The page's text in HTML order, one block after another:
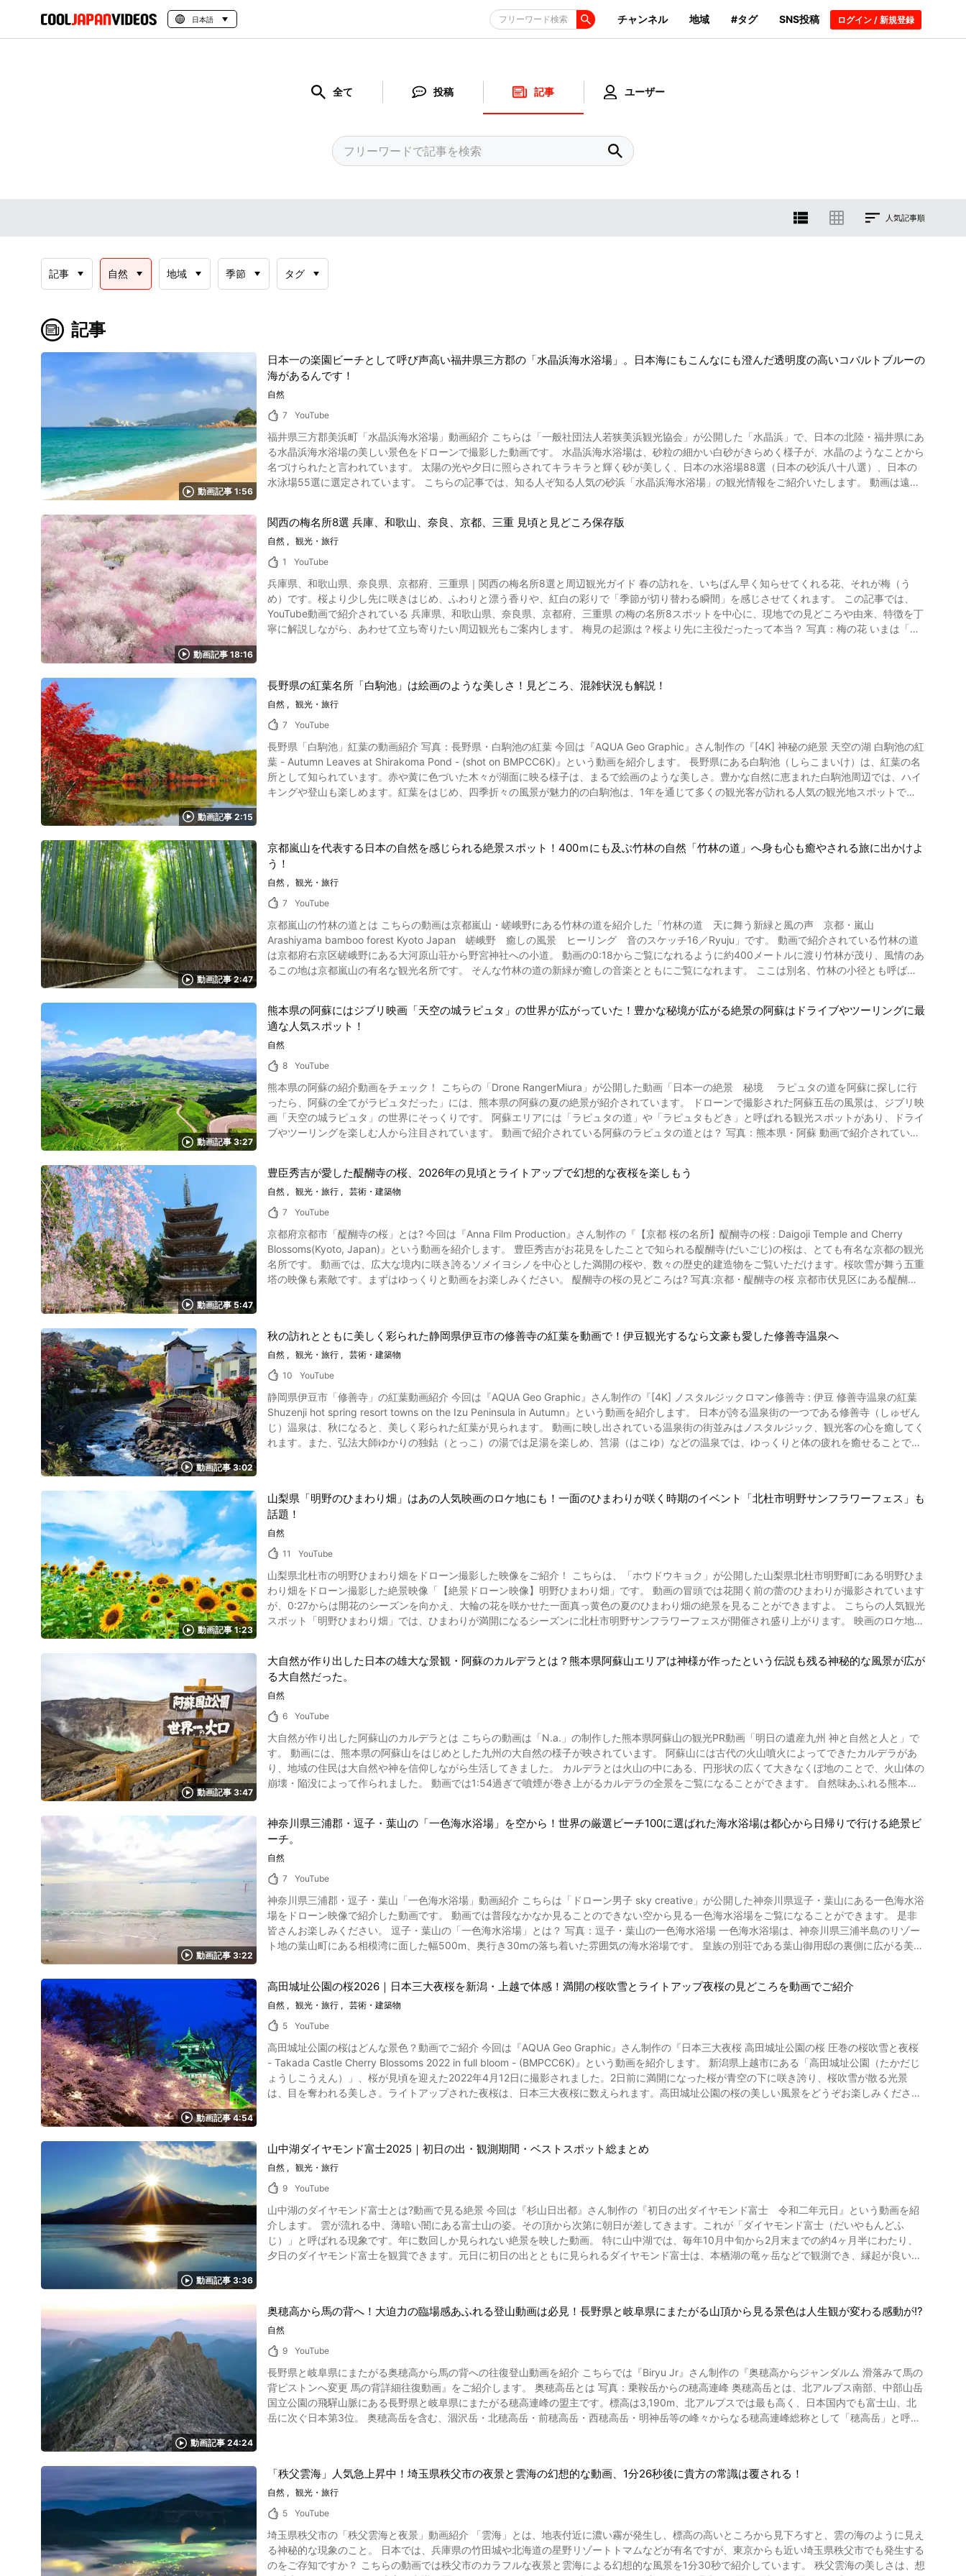
日本語 フリーワード検索 チャンネル 地域 #タグ SNS投稿 ログイン / 新規登録
全て 投稿 記事 ユーザー
人気記事順
記事 自然 地域 季節 タグ
記事
動画記事 1:56
日本一の楽園ビーチとして呼び声高い福井県三方郡の「水晶浜海水浴場」。日本海にもこんなにも澄んだ透明度の高いコバルトブルーの
海があるんです！
自然
7
YouTube
福井県三方郡美浜町「水晶浜海水浴場」動画紹介 こちらは「一般社団法人若狭美浜観光協会」が公開した「水晶浜」で、日本の北陸・福井県にあ
る水晶浜海水浴場の美しい景色をドローンで撮影した動画です。 水晶浜海水浴場は、砂粒の細かい白砂がきらめく様子が、水晶のようなことから
名づけられたと言われています。 太陽の光や夕日に照らされてキラキラと輝く砂が美しく、日本の水浴場88選（日本の砂浜八十八選）、日本の
水泳場55選に選定されています。 こちらの記事では、知る人ぞ知る人気の砂浜「水晶浜海水浴場」の観光情報をご紹介いたします。 動画は遠く
井県・水晶浜海水浴場 敦賀半島の西側中央・福井県美浜町にある水晶浜海水浴場は、遠くに常神半島が一望できる若狭湾に面した絶景スポットで
す。 日本一の楽園ビーチと呼ばれる透明度が高いエメラルドグリーンの海は「絶景ビーチ」として海水浴やサーフィン、マリンスポーツを楽しむ
人が早朝から訪れます。 また、「サンセットビーチ」としても知られるほか、星空がきれいなデートスポットとしても人気があります。 1日を通
1:42から紹介されます。 動画で紹介されている福井県にある水晶浜海水浴場の観光情報 写真：福井県・水晶浜海水浴場の駐車場 水晶浜海水浴場
への交通アクセスは、舞鶴若狭自動車道・若狭美浜ICから15分。 砂浜の横には駐車場も用意されています。 電車の場合は、JR敦賀駅から白木行
きバスに乗り「水晶浜」で下車します。 海開きとなった海水浴のシーズンの7月中旬から8月下旬は、多くの観光客で賑わいます。 周辺には、民
宿などの宿や、キャンプ場、バーベキュー場などもあり、日本海の海の幸を楽しみながらの宿泊も思い出に残ることでしょう。 敦賀駅近くには、
動画「水晶浜」は、水晶浜海水浴場の美しい景色を紹介しています。 海の中の白い砂と石が空からはっきりと見える透明度の高い海をぜひご覧く
ださい。 こちらの記事では、水晶浜海水浴場の観光情報をご紹介しました。 東京・関西方面からもアクセスしやすい立地なので、動画を見て訪
れてみたいと思っていただけたら嬉しいです。 24時間配信の水晶浜海水浴場を撮影したライブカメラもインターネットでご覧になることができ
ます。 現在の水晶浜海水浴場の様子をこちらで確認するのもよいでしょう。 【公式ホームページ】水晶浜海水浴場 | 観光スポット | 福井県観光
https://www.tripadvisor.jp/ShowUserReviews-g1121171-d1423763-r557541585-Takenami_Beach-
Mihama_cho_Mikata_gun_Fukui_Prefecture_Hokuriku_Chubu.html
動画記事 18:16
関西の梅名所8選 兵庫、和歌山、奈良、京都、三重 見頃と見どころ保存版
自然
観光・旅行
1
YouTube
兵庫県、和歌山県、奈良県、京都府、三重県｜関西の梅名所8選と周辺観光ガイド 春の訪れを、いちばん早く知らせてくれる花、それが梅（うめ）です。桜より少し先に咲きはじめ、ふわりと漂う香りや、紅白の彩りで「季節が切り替わる瞬間」を感じさせてくれます。 この記事では、YouTube動画で紹介されている 兵庫県、和歌山県、奈良県、京都府、三重県 の梅の名所8スポットを中心に、現地での見どころや由来、特徴を丁寧に解説しながら、あわせて立ち寄りたい周辺観光もご案内します。 梅見の起源は？桜より先に主役だったって本当？ 写真：梅の花 いまは「花見＝桜」が一般的ですよね。でも実は、奈良時代の“花のスター”は梅でした。『万葉集』では「梅」の字が入る歌が「桜」を上回る数あるとされ、当時の人たちがどれだけ梅に心を動かされていたかが伝わってきます。さらに、天平2年（730）に大宰府で「梅花の宴（ばいかのえん）」が開かれ、列席者が梅を題材に歌を詠んだという話も残っています。当時の梅は“昔から日本にあった花”というより、中国から伝わった新しい憧れの花として受け入れられており、そこから時代が下るにつれて、行楽としてのお花見は桜へと軸足が移り、梅は「香り」「学問」「縁起」といった魅力で愛され続けています。梅は紅白でめでたさを表しやすく、冬を越えて咲く姿も相まって、縁起の良いモチーフとして暮らしの中に溶け込んできました。満開の華やかさはもちろん、散り際に花びらが舞う様子は、桜吹雪を思わせる瞬間もあります。梅は“静かな春の入口”を教えてくれる花だと感じます。 関西の梅の見頃はいつ？開花状況の最短チェック術 関西の梅は、ざっくり言えば 1月下旬〜3月下旬 がシーズンとなっています。ただし、同じ関西でも海沿い・山あい・標高で体感が変わるため、見頃（見ごろ）はずれやすいポイントでもあります。 目安になりやすい「咲き始め→見頃」の流れ 和歌山県（みなべ）：早めに動きやすく、例年は1月下旬から開園、2月中旬ごろが見頃の目安。京都府（市街地）：2月〜3月にかけて。天満宮の梅花祭（2月下旬）も季節の合図です。奈良県（月ヶ瀬・五條）：2月中旬〜3月が中心。月ヶ瀬は渓谷に約1万本規模で広がります。兵庫県（神戸・六甲山麓）：3月に入ってから伸びる年も。保久良梅林は3月中旬以降が目安。三重県（いなべ・鈴鹿）：2月下旬〜3月。特に鈴鹿の森庭園は“夜の表情”が大きな魅力です。 1. 保久良梅林（兵庫県神戸市）｜街と海を見下ろす“ご褒美の梅” 写真：兵庫県神戸市・保久良梅林 保久良梅林（ほくらばいりん）の様子は（00:45）からご覧いただけます。保久良梅林とは、神戸市東灘区で「岡本の梅林をよみがえらせたい」という思いから、1975年に保久良山へ植樹された梅林です。白梅、紅梅あわせて約100本、街並みと海を背景に眺められるのが大きな魅力。見どころは、登った先にふっと視界が開ける瞬間。香りが先に春を連れてきて、足元の坂道さえ「小さな旅の工程」に変わります。お弁当を広げて宴会……というより、散策しながら静かに楽しむ方が多い印象ですが、人気日には場所取りのような雰囲気になることも。歩きやすい靴が安心です。 周辺観光（兵庫県神戸市） 保久良梅林のあとは、すぐ近くの保久良神社にお参りしてから下山すると流れがきれいです。 岡本梅林公園の梅は約200本、品種も豊富で、駅近で“はしご梅”にも向きます。 下山後は阪急岡本駅周辺でカフェ休憩や街歩きを挟むと、山歩きの余韻が心地よく整います。もう少し観光らしさを足すなら、東灘から行きやすい灘の酒蔵めぐりへ。見学施設で学びつつ、お土産も選べます。 基本情報 見頃：3月中旬以降（年により変動） アクセス：阪急「岡本駅」から徒歩約40分（目安）料金：散策無料（周辺施設・交通は別途） 参考サイト：https://www.city.kobe.lg.jp/b07715/kuyakusho/higashinadaku/shoukai/shoukai/ume.html 2. 南部梅林（和歌山県みなべ町）｜「一目百万、香り十里」のスケール感 写真：和歌山県みなべ町・南部梅林 南部梅林（なんぶばいりん）の様子は（02:21）からご覧いただけます。南部梅林とは、「一目百万、香り十里」と称される日本最大級の梅林。かぐわしい香りの中を歩きながら、春が近づく音を聞くような時間が過ごせます。例年は1月下旬〜3月上旬に開園し、2月中旬前後が見頃の目安です。みなべ町は梅の産地としても知られ、梅が「観光」だけでなく「暮らし」や「仕事」と地続きで存在している土地。梅干しや梅仕事といった言葉が、単なる名物紹介ではなく“文化の手触り”として感じられるのが、この場所の深みだと思います。 周辺観光（和歌山県） 南部梅林の周辺は「梅の産地らしさ」を体感できる寄り道が充実しています。 梅林散策のあとに梅加工品の買い物や、関連施設の見学を組み合わせると、景色の思い出が“味の記憶”として残りやすくなります。さらに時間があれば白浜方面へ足を伸ばし、海の絶景散策や白浜温泉の日帰り入浴を加えると、春の旅行として満足度が一段上がります。 基本情報 所在地：和歌山県日高郡みなべ町晩稲地内 営業時間：8:00〜17:00（開園期間中） 料金：大人500円、小・中学生200円（目安） アクセス：みなべICから車で約5〜6分（目安） 駐車場：有料 参考サイト：https://minabebairin.com 3. 賀名生梅林（奈良県五條市）｜“吉野になぞらえる”2万本の物語 写真：奈良県五條市・賀名生梅林 賀名生梅林（あのうばいりん）の様子は（04:09）からご覧いただけます。賀名生梅林とは、奈良県五條市西吉野町の丘陵を覆う、約2万本規模の梅林です。ここが素敵なのは、名所の呼び名に「一目千本」「見返り千本」「奥の千本」など、吉野山の桜になぞらえた名前がつけられていること。桜の名所に負けない春を、梅で作ろうという気概が感じられます。散策に3時間ほどかかる目安もあり、しっかり“旅の工程”として楽しめます。急がず、見どころで立ち止まって香りを吸い込むように歩くと、景色が体の中に残ります。 周辺観光（奈良県） 賀名生梅林の良さは、梅の風景に「歴史の物語」を重ねられることです。 近くの賀名生皇居跡（堀家住宅）を訪ねると、この土地が歩んだ背景が分かり、梅の景色がより印象的になります。帰りは五條新町通りへ立ち寄り、江戸期の町並みを散策して甘味で一息つくと、自然と町歩きがつながり、旅の密度が高まります。 基本情報 所在地：奈良県五條市西吉野町北曽木 見頃：2月下旬〜3月上旬（目安） 問い合わせ：0747-33-0301（現地） 参考サイト：https://www.city.gojo.lg.jp/soshiki/nishiyoshino/1/2015.html 4. 月ヶ瀬梅渓（奈良県奈良市）｜渓谷と湖、1万本がつくる“春のパノラマ” 写真：奈良県奈良市・月ヶ瀬梅渓 月ヶ瀬梅渓（つきがせばいけい）の様子は（05:43）からご覧いただけます。 月ヶ瀬梅渓とは、五月川（名張川）沿いの渓谷に、約1万本以上の梅林が広がる全国有数の梅の名所。1922年（大正11年）に国の名勝に指定されています。見頃は2月中ごろ〜3月。渓谷に香りがたまるように漂い、歩くほどに景色がほどけていくのが、月ヶ瀬ならではの魅力です。そして、ここは「写真映え」だけで終わらない場所でもあります。鎌倉時代に真福寺の境内へ梅が植えられたのが始まり、文人墨客も訪れたという“時間の厚み”が、風景に静かな説得力を与えています。 周辺観光（奈良県奈良市） 月ヶ瀬梅渓は渓谷沿いを歩いて楽しむ分、周辺観光は“体を温めて締める”組み立てが相性抜群です。 散策後は梅の郷 月ヶ瀬温泉でゆっくり温まり、冷えやすい季節の疲れをほどくと満足感が残ります。時間に余裕があれば、近隣の道の駅に寄って地元の食材や土産を選ぶと、帰路の楽しみも増えます。 基本情報 アクセス：JR奈良駅、近鉄奈良駅からバス約80分（目安） 見頃：2月中旬〜3月（目安） 参考サイト：https://www.city.nara.lg.jp/sightseeing/naraharu/112100.html 5. 北野天満宮（京都府京都市）｜梅と学問、そして「飛梅」伝説 写真：京都府・北野天満宮の梅苑 花の庭 北野天満宮（きたのてんまんぐう）の様子は（08:13）からご覧いただけます。北野天満宮とは、菅原道真（すがわらのみちざね）公ゆかりの天満宮で、「天神さん」と親しまれる存在です。梅と深い縁があり、御本殿前の梅は、道真公が愛した梅を受け継ぐ特別な木として語り継がれています。梅の香りの中で参拝すると、「合格祈願」だけではない、心を整えるような静けさがあります。梅の時期は御朱印をいただく方も多く、境内の空気がいっそう“春の行事”らしくなります。年によって梅苑の公開や企画内容、料金は変わるため、直前の公式発表を確認するのが安心です。 周辺観光（京都府京都市） 北野天満宮の周辺は、京都が初めての方でも分かりやすい“王道の組み合わせ”が作れます。 梅苑と参拝のあと、金閣寺や龍安寺へ足を伸ばすと、京都らしい景観と静けさが一日で味わえます。もう少しゆったり過ごすなら、上七軒や西陣界わいの街歩きへ。和菓子や軽食で休憩を入れると、旅が慌ただしくなりません。 基本情報 所在地：京都市上京区（北野天満宮）梅苑・企画情報：年度により会期や料金が変動（公式発表を確認）参考サイト：https://kitanotenmangu.or.jp/guidance/baien/ 6. 城南宮（京都府京都市）｜しだれ梅と椿、春が重なる庭園 写真：京都府・城南宮の枝垂れ梅と落ち椿 城南宮（じょうなんぐう）の様子は（09:51）からご覧いただけます。城南宮とは、平安遷都の際に京都の南に創建され、方除（ほうよけ）の大社として信仰を集めてきた神社です。春は「しだれ梅と椿まつり」が有名で、約150本のしだれ梅と約400本の椿が同時に楽しめる“春の重なり”が見事です。散り始めには、花びらが地面を敷き詰める「花びらのじゅうたん」も見どころ。桜の季節の夜桜も良いですが、城南宮は昼の光で花の質感をゆっくり味わうのが似合う場所だと思います。混雑回避なら、開門直後や平日が比較的歩きやすいです。 周辺観光（京都府京都市） 城南宮のあとは、伏見エリアへつなげると観光がまとまりやすくなります。 伏見は酒どころとして知られ、酒蔵の町並み散策や資料館見学を組み合わせると、花旅に文化の厚みが加わります。時間があれば伏見稲荷大社へ回るのもおすすめです。参拝と散策で気分が切り替わり、半日旅でも「見た、歩いた、味わった」が揃いやすくなります。 基本情報 しだれ梅と椿まつり：2/18〜3/22（年により変動）拝観時間：9:00〜16:30（受付16:00まで）拝観料：大人1,000円、小学生600円（期間・区分で変動あり）参考サイト：https://www.jonangu.com/shidareume.html 7. いなべ市梅林公園（三重県いなべ市）｜山並みと梅の“カラーパッチワーク” 写真：三重県いなべ市・いなべ市梅林公園 いなべ市梅林公園（いなべしばいりんこうえん）の様子は（11:45）からご覧いただけます。いなべ市梅林公園とは、三重県いなべ市農業公園内にある梅の名所。梅まつり期間は入園料が設定され、開園時間は9:00〜16:00が目安です。斜面いっぱいに色が広がる景色は、晴れた日ほど輪郭がくっきりして、インスタ映えという言葉が先に浮かぶ方もいるかもしれません。ただ、ここは“写真のための場所”というより、見晴らし台から風景を丸ごと吸い込む場所だと感じます。桜の本数を数えるように「規模」を楽しむお花見も良いですが、いなべは品種の違いが色で分かりやすく、見どころが散らばっています。 周辺観光（三重県いなべ市） いなべ市梅林公園のあとは、阿下喜エリアで“癒やしの寄り道”を入れると満足度が上がります。 温泉やサウナ、食事を楽しめる施設があり、冷えやすい梅の季節にぴったりです。時間に余裕がある方は、阿下喜の商店街を軽く歩いてから帰るのもおすすめです。旅の終わりに「もう少しだけ地元の空気」を味わえるのが魅力です。 基本情報 所在地：三重県いなべ市藤原町鼎717番地開園時間：9:00〜16:00入園料：大人500円（梅まつり期間の目安）公式のイベント情報：随時更新参考サイト：https://www.kankomie.or.jp/event/11313 8. 鈴鹿の森庭園（三重県鈴鹿市）｜夜に浮かぶ“しだれ梅のシャンデリア” 写真：三重県鈴鹿市・鈴鹿の森庭園 鈴鹿の森庭園（すずかのもりていえん）の様子は（14:27）からご覧いただけます。鈴鹿の森庭園とは、赤塚植物園グループが運営する“枝垂れ梅の研究栽培農園”。園内の名木は約200本規模で、剪定の仕立て技術を守り継ぐ目的がある、と明確に語られているのが印象的です。見どころの代表格が、樹齢100年以上と推定される「天の龍」「地の龍」。呉服しだれ（くれはしだれ）の古木として注目されています。そして、ここは“夜”が本番になり得る場所。ライトアップ期間は20:30まで営業し（最終入場20:00）、暗闇に花が浮かび上がる様子は、夜桜とは別種の幻想感があります。寒さ対策はしっかりめに。風が抜ける日は体感が想像以上に冷えます。 周辺観光（三重県） 鈴鹿の森庭園は、周辺観光を目的別に組み立てやすいのが良いところです。 静かな時間を足したい方は椿大神社へ参拝し、森の空気で気持ちを整える流れがおすすめです。家族旅行なら鈴鹿サーキットを組み合わせると、旅の主役が増えて計画が立てやすくなります。夜まで楽しんだ日は、湯の山温泉方面で温まって締めると、余韻がきれいに残ります。 基本情報 所在地：三重県鈴鹿市山本町151-2 開園期間：2/21〜3月下旬予定（年により変動） 料金：700円〜2,000円（開花状況で変動） アクセス：近鉄四日市駅、JR四日市駅、近鉄菰野駅などから所要時間目安あり 参考サイト：https://www.akatsuka.gr.jp/group/suzuka/index.html まとめ｜「関西の梅」は、移動も含めて“春の物語”になる 関西の梅名所は、同じ「梅」でも表情がまったく違います。 海と街を見下ろす（兵庫県神戸市・保久良梅林） 香りのスケールで包む（和歌山県みなべ町・南部梅林） 吉野になぞらえる物語（奈良県五條市・賀名生梅林） 渓谷の名勝で歩く（奈良県奈良市・月ヶ瀬梅渓） 学問と梅の縁（京都府京都市・北野天満宮） 庭園で春が重なる（京都府京都市・城南宮） 山並みと色のパノラマ（三重県いなべ市・いなべ市梅林公園） 夜に完成する幻想（三重県鈴鹿市・鈴鹿の森庭園） 旅行として組むなら、京都は寺社を軸に日帰りでまとめやすく、奈良は“歩く時間”が旅の満足度になります。三重は移動に車やツアーを絡めるとぐっと快適になり、料金や開花次第で行き先を柔軟に変えられるのが強みです。最後は、各地とも開花予想は揺れますので、出発前に公式の開花情報を一度見ておくと安心です。 .caption-heading-2 { font-weight: bold; font-size: 1.7rem; margin-bottom: 15px; max-width: 800px; margin-left: auto; margin-right: auto; margin-top: 60px; } .mod-article-caption .caption-text { margin-bottom: 40px; } .caption-information-table { background-color: #efefef; margin-top: -20px; margin-bottom: 50px; padding: 20px; border-radius: 8px; width: 90%; margin-left: auto; margin-right: auto; } .caption-information-table.blue { background-color: #fffaef; } .caption-information-table .title { font-weight: bold; font-size: 1.7rem; } @media screen and (max-width: 1024px) { .caption-information-table { width: 95%; padding: 30px 15px 30px 15px; } } .caption-heading-table .caption-text li { line-height: 2.5rem; margin-top: 1.3rem; } .mod-article-caption .caption-heading { position: relative; border-left: 5px solid #ff1300; padding-left: 10px; margin-top: 60px; } .mod-article-caption .caption-text { margin-bottom: 50px; } .mod-article-caption .caption-heading-table { width: 95%; padding: 30px 15px 1px 15px; margin-left: auto; margin-right: auto; } .caption-heading-table ul{ counter-reset: listnum; /* カウンターをリセット */ list-style: none; /* 標準のスタイルは消す */ font-size: 1.5rem !important; margin-bottom: 15px; } .caption-heading-table ul.list-style-number-jp>li{ margin-left: 1.1em; text-indent: -1.1em; font-weight: bold; } .caption-heading-table ul.list-style-number-jp>li::before{ counter-increment: listnum; /* counter-resetと同じ文字列 */ content: counter(listnum); /* カウントした数に応じて番号を表示 */ content: counter(listnum) ". "; } /*.list-style-dot { list-style: "↓"; }*/ .list-style-dot>li::before{ content:"↓ "; } .list-style-dot>li { padding-left: 1.8rem; margin-left: 1.1em; text-indent: -1.1em; line-height: 2rem !important; margin-top: 1rem !important; } .separation_line { border-width: 0 0 8px; border-style: solid; border-image: url('data:image/svg+xml,') 0 0 100% repeat; width: 216px; margin:auto; margin-bottom: 50px; } .line-height-text { line-height: 3.7rem !important; } .readMoreContainer { position: relative; height: auto; max-height: 300px; overflow: hidden; transition: max-height 0.6s; } .readMoreContainer::after { content: ""; position: absolute; top: 0; left: 0; z-index: 0; display: block; width: 100%; height: 100%; transition: 1s; background: linear-gradient(to bottom, transparent 40%, #efefef 100%); pointer-events: none; } .readMoreContainer.show:after { z-index: -1; opacity: 0; } .readMoreBtn { display: block; margin: 0 auto; padding: 8px 40px; border: 0; color: #ffffff; ba
動画記事 2:15
長野県の紅葉名所「白駒池」は絵画のような美しさ！見どころ、混雑状況も解説！
自然
観光・旅行
7
YouTube
長野県「白駒池」紅葉の動画紹介 写真：長野県・白駒池の紅葉 今回は『AQUA Geo Graphic』さん制作の『[4K] 神秘の絶景 天空の湖 白駒池の紅
葉 - Autumn Leaves at Shirakoma Pond - (shot on BMPCC6K)』という動画を紹介します。 長野県にある白駒池（しらこまいけ）は、紅葉の名
所として知られています。赤や黄に色づいた木々が湖面に映る様子は、まるで絵画のような美しさ。豊かな自然に恵まれた白駒池周辺では、ハイ
キングや登山も楽しめます。紅葉をはじめ、四季折々の風景が魅力的の白駒池は、1年を通じて多くの観光客が訪れる人気の観光地スポットで
されますが、地元では「白駒の池（しらこまのいけ）」と呼ばれています。 標高2115m の八千穂高原にある白駒池は、日本で最も高い位置にあ
る最大の天然湖です。 また、湖水の透明度が5.8m と非常に高いことも特徴。高原の中にありながらアクセスしやすい白駒池。遊歩道も整備され
ているので、インスタ映えする人気の観光スポットとして人気を集めています。 白駒池の紅葉の見頃はいつ？ベストシーズンと撮影スポット 写
真：長野県・白駒池の紅葉 白駒池の周辺には、日本3大原生林に数えられる原生林があり、紅葉シーズンにはドウダンツツジやダケカンバ、カエ
デ類などの原生林が赤や黄に色づきます。例年、紅葉風景を一目みようと多くの観光客で賑わいます。 紅葉狩りをするなら、ベストシーズンを外
さないように紅葉の色づき状況を確認したいもの。白駒池の紅葉の見頃は、いつからなのでしょうか。 中部地方の標高の高い地域の紅葉の見頃
は、早くて9月下旬から色づきはじめ、例年通りなら10月初旬頃から始まります。標高2000m 以上の場所では、紅葉の時期の予想は大きく変わ
らないと言われているので、2023年の白駒池の紅葉の見頃は、9月下旬から10月中旬までと予想できます。 多くの観光客であふれる紅葉シーズ
ンの白駒池。湖畔周辺を見渡せる絶好の撮影スポットがあるのをご存じでしょうか。それは「白駒荘」と「青苔荘」という名の山荘の前。 白駒池
駒池〜高見石のルート 写真：長野県・白駒池周辺の苔の森 白駒池周辺には、登山初心者でも楽しめるハイキングコースがいくつかあります。 高
低差が少なく気軽にハイキングができるおすすめコースが、白駒池〜高見石（たかみいし）の道筋です。 所要時間は約2時間。白駒池駐車場を出
発し、日本蘚苔類学会「日本の貴重なコケの森」に選定された、一面の苔を眺めながら遊歩道を進み、途中の分かれ道で高見石小屋方面へ向かい
ます。緩やかな登りの途中も苔に覆われた美しい景色を楽しめます。 高見石小屋の裏手を登り、到着するのが高見石。高見石からは北アルプスと
中央アルプス、そして白駒池の絶景が見渡せます。景色を堪能した後は、白駒池に向かって高見石を下ります。神秘的な白駒池の周りの遊歩道を
連なる高見石を訪れる場合は、怪我や事故がないよう細心の注意が必要です。歩きやすい靴と動きやすい服装を準備の上、出かける前に天候を確
認しましょう。 また、白駒池の周辺は山岳地帯のため、寒暖の差が大きくなることも。気温の変化に備え、訪れる際には暖かい服装や防寒具を持
参して調節できるようにしてください。 雄大な自然のなかでハイキングを楽しんだ後は、周辺の温泉地でほっと一息つくのもいいですね。白駒池
周辺には、美しい景観と共に温泉を楽しめる施設が点在しています。疲れた体を温泉で癒し、山の自然を満喫しましょう。 紅葉シーズンの白駒池
から徒歩約15分で到着します。 しかし、観光名所の白駒池の紅葉シーズンには、18万人以上の人が訪れることもあり、特に土日ともなると駐車
から午後2時頃まで、土日祝日は午前9時頃から午後2時頃までが多いようです。 平日に白駒池に紅葉を見に行くなら、朝の6時頃から9時頃、土日
祝日なら朝6時頃から8時頃の間に行くとスムーズかもしれません。ですが過去には、朝9時頃でも駐車場が満車だったという口コミもあるので、
実際に訪れる際には、リアルタイムでの状況確認してみましょう。 リアルタイムでの白駒池周辺の混雑情報を知るには、X（旧ツイッター）を利
用するのが便利。ツイッターの検索で、「白駒池」などのキーワードを入れると、最新のツイートをチェックできます。 また、白駒池駐車場に設
置されているライブカメラを確認するのもおすすめ。白駒池有料駐車場の公式ホームページにアクセスすると、5分間隔で更新されているライブ
カメラを見ることができます。駐車場の状況や、天候をリアルタイムで確認するのに役立ちます。 紅葉シーズンの白駒池へは車での移動が便利で
明けの6月中旬から7月末頃にかけて、毎年11月上旬までは苔の森を楽しめます。動画からも伝わる白駒池の神秘的な美しさにぜひ触れてみてはい
かがでしょうか。 【トリップアドバイザー】白駒の池
動画記事 2:47
京都嵐山を代表する日本の自然を感じられる絶景スポット！400ｍにも及ぶ竹林の自然「竹林の道」へ身も心も癒やされる旅に出かけよ
う！
自然
観光・旅行
7
YouTube
京都嵐山の竹林の道とは こちらの動画は京都嵐山・嵯峨野にある竹林の道を紹介した「竹林の道 天に舞う新緑と風の声 京都・嵐山
Arashiyama bamboo forest Kyoto Japan 嵯峨野 癒しの風景 ヒーリング 音のスケッチ16／Ryuju」です。 動画で紹介されている竹林の道
は京都府右京区嵯峨野にある大河原山荘から野宮神社への小道。 動画の0:18からご覧になれるように約400メートルに渡り竹林が茂り、風情のあ
るこの地は京都嵐山の有名な観光名所です。 そんな竹林の道の新緑が癒しの音楽とともにご覧になれます。 ここは別名、竹林の小径とも呼ば
社がある北門へ向かうルートがおすすめです。 竹林の道には駐車場が無いため電車で訪れるのをおすすめします。 竹林の道周辺で楽しめるトロ
ッコ列車 写真：京都嵯峨野嵐山トロッコ電車 嵯峨野トロッコ列車は嵐山地区の観光鉄道で、嵐山エリアで荒れ果てていた廃線を利用して新たな
観光名所として生まれました。 JR西日本山陰本線・馬堀駅に近いトロッコ亀岡駅から竹林のあるトロッコ嵐山駅を経て、トロッコ嵯峨駅までを
保津川沿いを走っています。 営業時間は9時からです。 詳しい時刻表はホームページを確認してください。 京都嵐山のグルメ 写真：京都嵐山・
コロッケ 嵐山には多くのグルメスポット・ランチスポットがあるので、その食べ歩きグルメをいくつかご紹介します。 最も定番なのは中村屋総
本店のコロッケです。 また、嵐山たなかのコロッケもリーズナブルでおすすめです。 良弥嵐山本店では湯葉すきコロッケという他では味わえな
いグルメもあります。 嵯峨とうふ稲では豆腐料理があり、湯葉スープや湯葉ドーナツをいただけます。 スイーツでは新八茶屋がジェラート国際
大会3位入賞の本格ジェラートを販売しています。 他にも京豆庵の逆さにしても落ちないソフトクリームなど、インスタ映えも狙えるグルメ商
品、お土産にぴったりの商品がたくさんあります。 嵐山の周辺観光 写真：人力車 竹林の小道以外にも嵐山には多くの観光スポットがあるので、
す。 嵐山では舞妓姿・着物姿になって嵐山観光もできます。 舞妓さんになりきって2時間ほど平安時代の嵐山に思いを馳せてみましょう。 ま
た、嵐山周辺で見かける人力車は、周辺散策コースの渡月橋や大河内山荘庭園などを巡ることができます。 野宮神社は縁結びの神様・子宝安産の
神様が祀られ、さらにお亀石というパワースポットもあります。 亀の形に似たこの石をなでながらお祈りすると一年以内に願いが叶うといわれて
います。 他にも嵐山周辺の観光スポットはキモノフォレスト、大覚寺、林泉式庭園、常寂光寺、保津川下りがあります。 京都嵐山の竹林の小径
へ行ってみよう 写真：京都嵐山・竹林 京都嵐山の竹林の小径のご紹介、嵐山周辺の観光スポットの紹介はいかがでしたか？ 竹林の小径という絶
景スポットもさることながら、京都嵐山には多くの観光スポットがあります。 ぜひ京都の風景と歴史を感じに観光マップを片手に竹林の道へ訪れ
てください。 【トリップアドバイザー】竹林の道 https://www.tripadvisor.jp/Attraction_Review-g298564-d1497822-Reviews-
Bamboo_Forest_Street-Kyoto_Kyoto_Prefecture_Kinki.html
動画記事 3:27
熊本県の阿蘇にはジブリ映画「天空の城ラピュタ」の世界が広がっていた！豊かな秘境が広がる絶景の阿蘇はドライブやツーリングに最
適な人気スポット！
自然
8
YouTube
熊本県の阿蘇の紹介動画をチェック！ こちらの「Drone RangerMiura」が公開した動画「日本一の絶景 秘境 ラピュタの道を阿蘇に探しに行
ったら、阿蘇の全てがラピュタだった」には、熊本県の阿蘇の夏の絶景が紹介されています。 ドローンで撮影された阿蘇五岳の風景は、ジブリ映
画「天空の城ラピュタ」の世界にそっくりです。 阿蘇エリアには「ラピュタの道」や「ラピュタもどき」と呼ばれる観光スポットがあり、ドライ
ブやツーリングを楽しむ人から注目されています。 動画で紹介されている阿蘇のラピュタの道とは？ 写真：熊本県・阿蘇 動画で紹介されている
れています。 阿蘇エリアでは秘境の自然風景を満喫する散策のほか、乗馬体験や天体観測などのアクティビティも楽しめます。 動画で紹介され
ている阿蘇エリアの人気スポット 写真：熊本県・阿蘇山の大観峰展望台 阿蘇エリアにはラピュタの道展望台や、北外輪山の一峰大観峰にある大
観峰展望台など、最高の景色が楽しめるスポットがたくさんあります。 ドライブやツーリングで訪れた際には、ぜひ展望台に立ち寄ってみましょ
てみましょう。 阿蘇神社にもぜひ立ち寄っておきたいですね。 動画で紹介されている阿蘇エリアを観光するときの注意点 写真：熊本県・七ツ釜
阿蘇エリアには国の天然記念物に指定されている佐賀県唐津市の七ツ釜、草千里ヶ浜など多くの見どころがあります。 ただし阿蘇山は噴火の危険
性があるため、火口周辺は立ち入りが規制されるなど警戒されています。 また、2016年熊本地震でも阿蘇エリアで一部通行止めが発生していま
す。 阿蘇に足を運ぶ際には観測情報や警報に注意しておきましょう。 阿蘇の紹介動画まとめ 写真：熊本県・阿蘇山 阿蘇は山や海の大自然を満喫
http://www.asosekaibunkaisan.com/property/gogaku/ 【トリップアドバイザー】阿蘇山 (高岳) https://www.tripadvisor.jp/ShowUserReviews-
g298212-d320703-r710938456-Mt_Aso-Kumamoto_Prefecture_Kyushu.html
動画記事 5:47
豊臣秀吉が愛した醍醐寺の桜、2026年の見頃とライトアップで幻想的な夜桜を楽しもう
自然 観光・旅行
芸術・建築物
7
YouTube
京都府京都市「醍醐寺の桜」とは? 今回は『Anna Film Production』さん制作の『【京都 桜の名所】醍醐寺の桜 : Daigoji Temple and Cherry
Blossoms(Kyoto, Japan)』という動画を紹介します。 豊臣秀吉がお花見をしたことで知られる醍醐寺(だいごじ)の桜は、とても有名な京都の観光
名所です。 動画では、広大な境内に咲き誇るソメイヨシノを中心とした満開の桜や、数々の歴史的建造物をご覧いただけます。桜吹雪が舞う五重
塔の映像も素敵です。まずはゆっくりと動画をお楽しみください。 醍醐寺の桜の見どころは? 写真:京都・醍醐寺の桜 京都市伏見区にある醍醐寺
間お花見が楽しめます。2026年も例年通り、多彩な桜が順次開花する見込みです。 【動画】4:22〜 金堂横の大山桜 境内の桜の見どころは、国
宝や重要文化財が収蔵されている霊宝館の樹齢180年の醍醐大しだれ桜と、三宝院の太閤しだれ桜、撮影スポットとしても人気で、インスタ映え
も抜群！ 国宝の五重塔周辺にも多くの桜が植えられています。 【動画】1:08〜 清瀧宮拝殿のしだれ桜 醍醐寺の桜、時期や見頃はいつ?ライト
アップは? 写真:京都・醍醐寺の桜 例年3月下旬から4月上旬ごろまで、さまざまな種類の桜が咲き見頃が続く醍醐寺。2026年の桜も、ソメイヨシ
ノが咲く4月上旬が特におすすめの時期となります。 観光客に人気なのは醍醐寺の春のイベント、豊臣秀吉の豪華な「醍醐の花見」を再現した
「豊太閤花見行列」。桃山時代の本格的な衣装をまとい、桜の下を練り歩く行列。その雅な姿を見ようと、多くの人が待ち構えます。その後、特
設舞台では雅楽や狂言、花見踊りなどが行われます。 なお、2026年の「豊太閤花見行列」は開催が見送られることとなりました。今後、開催時
期や開催方法を見直し、より良い形での再開が検討されています。 桜の見頃の時期には、ライトアップした桜も見ることができます。2026年の
の洛南エリアには、醍醐寺以外にも桜の名所があります。いくつかご紹介しましょう。 ●城南宮(じょうなんぐう) 梅の名所と知られる城南宮は、
方除け・厄除けの神様を祀る神社です。3月下旬から4月にかけて、神苑の室町の庭、桃山の庭では、見事な色鮮やかなしだれ桜がご覧いただけま
す。 ●六孫王神社(ろくそんのうじんじゃ) 六孫王大神を御祭神として祀られている神社は、京都の穴場の桜スポット。まっすぐにのびた参道の両
側に咲くソメイヨシノが桜のトンネルをつくりだしています。本殿と桜と灯籠をとらえた写真は、インスタ映え間違いなし!です。 ●御香宮神社
(ごこうのみやじんじゃ) 御香宮神社の主祭神は神功皇后、安産や子育ての神様として知られています。ソメイヨシノのほか、山桜、八重桜と種類
める醍醐寺の桜は、京都の桜スポットとして人気です。豊臣秀吉が、慶長3年(1598)の春に三宝院の庭園に桜700本を植えて盛大なお花見を開催
した歴史に想いを馳せてみてはいかがでしょうか。 約200万坪以上の広い敷地の醍醐寺は、桜だけでなく、豊臣秀吉が設計した庭園が見渡せる三
宝院のほか、弁天堂、五重塔など見どころは満載。2026年に醍醐寺で桜を楽しむなら、時間に余裕をもって旅の計画を立てることをおすすめし
ます。 【公式ホームページ】世界遺産 京都 醍醐寺 【トリップアドバイザー】醍醐寺
動画記事 3:02
秋の訪れとともに美しく彩られた静岡県伊豆市の修善寺の紅葉を動画で！伊豆観光するなら文豪も愛した修善寺温泉へ
自然 観光・旅行
芸術・建築物
10
YouTube
静岡県伊豆市「修善寺」の紅葉動画紹介 今回は『AQUA Geo Graphic』さん制作の『[4K] ノスタルジックロマン修善寺 : 伊豆 修善寺温泉の紅葉
Shuzenji hot spring resort towns on the Izu Peninsula in Autumn』という動画を紹介します。 日本が誇る温泉街の一つである修善寺（しゅぜん
じ）温泉は、秋になると、美しく彩られた紅葉が見られます。 動画に映し出されている温泉街の街並みはノスタルジック、観光客の心を癒してく
れます。また、弘法大師ゆかりの独鈷（とっこ）の湯では足湯を楽しめ、筥湯（はこゆ）などの温泉では、ゆっくりと体の疲れを癒せることでし
（けいこくさんじ）を開いた頃、少年が病気の父親の体を河原の冷たい水で洗っているところを見かけます。気の毒に思った大師が独鈷杵（とっ
こしょ）という杖で突いたところ、湯が湧き出てきたことが修善寺温泉の始まりだと言われています。 修善寺温泉は、文豪たちに愛されたことで
も有名な温泉地でもあり、夏目漱石が愛した「湯回廊 菊屋」などがあります。他にもホテルや旅館が建ち並んでおり、温泉はもちろん、地元の食
材を使った美味しい料理を堪能することも。 修善寺の美しい紅葉の見頃はいつ？ 写真：静岡県伊豆市・修善寺自然公園のもみじ林 修善寺の紅葉
の名所といえば、1万平方メートルの広大な敷地の中に約1,000本の紅葉の群生林がある「修善寺自然公園」。 ロハカエデやトウカエデ、オオモ
ミジなどのもみじが黄色から赤へ微妙なグラデーションをつけて頭上に広がります。遊歩道をゆっくりと歩きながら修善寺の美しい紅葉が堪能で
きます。 修善寺の紅葉のベストシーズンは、例年11月中旬から12月上旬。ちょうど見頃の時期に「もみじまつり」などのイベントが行われ、修善
寺の紅葉を堪能できる紅葉コースを散策できます。 イベントが行われている時期の土日は、多くの人が訪れるため、渋滞や混雑が予想されます。
駐車場を利用する方は早朝に来場すると比較的空いているようです。また、混雑状況や周囲の渋滞状況などをリアルタイムで知りたい場合は、
や紅葉だけでなく、人気の観光スポットが多くインスタ映えポイントもたくさんあります。その素敵な観光スポットをいくつか紹介していきまし
ょう。 写真：京都府・嵐山花灯路 「竹林の小径」 温泉街の中心を流れる桂川に沿う遊歩道です。昔懐かしい建造物だけでなく、夜にはライトア
ップされ、暗闇に映える竹林の美しい姿を堪能できます。 「修禅寺」 弘法大師が開基したと言われている古刹。源頼家ゆかりの古面が納められ
ている宝物殿が有名です。春は桜、秋には紅葉と、四季折々の景色も楽しめます。 「修善寺自然公園」 「もみじ林」と呼ばれる紅葉の群生林が
有名です。約1,000本ものもみじ群が紅葉するのは伊豆でも珍しいとされています。 写真：静岡県伊豆市・虹の郷の紅葉ライトアップ 「虹の郷」
の橋」 修善寺温泉を流れる桂川にかかる5つの橋。それぞれに恋にまつわるご利益があるとされています。願いを込めて渡ると恋が成就するかも
しれません。 伊豆修善寺観光まとめ 修善寺は紅葉観光スポットです。修善寺温泉の紅葉時期には、イベントも多いので、ぜひ事前にチェックし
てみてください。 紅葉だけではなく、その歴史的な建造物や文化にも触れられる観光名所の「修善寺」には、話題の大河ドラマ「鎌倉殿の13
人」ゆかりのスポットも多くあり、源氏ゆかりの地めぐりのモデルコースもあるようです。また、修善寺温泉は、夏目漱石などの文豪が愛したと
美しい風景はもちろん、修善寺の歴史に触れる旅行に出かけてみてはいかがでしょうか。 【トリップアドバイザー】修善寺温泉
動画記事 1:23
山梨県「明野のひまわり畑」はあの人気映画のロケ地にも！一面のひまわりが咲く時期のイベント「北杜市明野サンフラワーフェス」も
話題！
自然
11
YouTube
山梨県北杜市の明野ひまわり畑をドローン撮影した映像をご紹介！ こちらは、「ホウドウキョク」が公開した山梨県北杜市明野町にある明野ひま
わり畑をドローン撮影した絶景映像「【絶景ドローン映像】明野ひまわり畑」です。 動画の冒頭では花開く前の蕾のひまわりが撮影されています
が、0:27からは開花のシーズンを向かえ、大輪の花を咲かせた一面真っ黄色の夏のひまわり畑の絶景を見ることができますよ。 こちらの人気観光
スポット「明野ひまわり畑」では、ひまわりが満開になるシーズンに北杜市明野サンフラワーフェスが開催され盛り上がります。 映画のロケ地に
を変えているのだそうです。 約40万本のひまわりがつくりだす夏の絶景を見ようと、毎年多くの人が訪れています。 この明野ひまわり畑は2004
年公開の映画『いま、会いにゆきます』のロケ地となり話題を集めました。 現在でも聖地として多くのファンが訪れます。 山梨県の明野のひま
わり畑だけでなく、実は茨城県にも明野という地名があり、「あけのひまわりフェスティバル」というイベントが開催されます。名峰・筑波山を
背景に約100本八重ひまわりが咲き誇ります。「明野のひまわり」というとそちらが思い浮かぶ方もいるかもしれませんね。 茨城県のひまわりフ
ェスといえば「北杜市明野サンフラワーフェス」！時期や見どころは？ 写真：ソフトクリーム 「北杜市明野サンフラワーフェス2023」は、
2023年7月22日から8月20日の期間に開催されました。開催場所は、メイン会場・農村公園会場の2つ。 イベント期間中には、ひまわりソフトク
リームとかき氷が合体したひまわりサンデー、クレープやジュースなどのカフェメニューのほか、伝統芸能さるまわしなどのイベントなども行わ
れました。フォトコンテストもあるので、ひまわりを背景に素敵な写真を撮って、ぜひ参加してみてはいかがでしょうか。 「北杜市明野サンフラ
ワーフェス2024」は、2024年4月時点では発表されていませんが、ひまわりの見頃の時期7月下旬頃の開催が予想されます。 ひまわりの開花状況
はどんな花？ 写真：ひまわり ひまわりはキク科の植物で、あざやかな黄色の花弁が特徴的。 大きいものでは高さ3mにもなります。 ひまわりの
種子は食用や油糧にされることでも知られます。 「向日葵」または「日回り」と漢字表記され、ニチリンソウ、ヒグルマソウ、ヒマワリソウとい
う別名もあります。 ひまわりの原産地は北アメリカで、海外ではサンフラワーまたはソレイユと呼ばれますが、これも「日回り」と同じように太
陽を意味する言葉です。 山梨県「明野のひまわり畑」まとめ 画像引用 :YouTube screenshot 動画で紹介されているように、山梨県の明野ひまわ
り畑は感動の大パノラマが広がる人気スポットです。 明野ひまわり畑にはライブカメラもあるので、天気のいい日にはぜひ映像をチェックしてみ
紹介◆ 【住所】〒408-0201 山梨県北杜市明野町浅尾5664 【交通アクセス】中央自動車道 韮崎ICまたは須玉ICより約15分 【料金】無料 【営業
時間】8:00～17:00 【駐車場】有り 【電話番号】0551-42-1423 【公式ホームページ】北杜市明野サンフラワーフェス
https://hokutosunfes.com/ 【トリップアドバイザー】明野のひまわり畑 明野のひまわり畑 ひまわり畑で100点満点の笑顔でポーズをとる夏の一
コマが「COOL JAPAN VIDEOS」のフォトコンテストに投稿されました。 投稿された画像はフォトコンテスト「子供」の作品紹介 思わず笑顔に
動画記事 3:47
大自然が作り出した日本の雄大な景観・阿蘇のカルデラとは？熊本県阿蘇山エリアは神様が作ったという伝説も残る神秘的な風景が広が
る大自然だった。
自然
6
YouTube
大自然が作り出した阿蘇山のカルデラとは こちらの動画は「N.a.」の制作した熊本県阿蘇山の観光PR動画「明日の遺産九州 神と自然と人と」で
す。 動画には、熊本県の阿蘇山をはじめとした九州の大自然の様子が映されています。 阿蘇山には古代の火山噴火によってできたカルデラがあ
り、地域の住民は大自然や神を信仰しながら生活してきました。 カルデラとは火山の中にある、円形状の広くて大きなくぼ地のことで、火山体の
崩壊・陥没によって作られました。 動画では1:54過ぎで噴煙が巻き上がるカルデラの全景をご覧になることができます。 自然味あふれる熊本県
たという伝説が残ります。 熊本の阿蘇カルデラ周辺は阿蘇ジオパークに指定されています。 ジオパークとは「地球・大地（ジオ：Geo）」と
「公園（パーク：Park）」とを組み合わせた言葉で、地球（ジオ）を学び、楽しむことができるスポットのことです。 活火山をテーマとしたこ
の阿蘇ジオパークでは、現在も噴煙を上げている火口付近の景色を見学する貴重な体験を楽しめます。 こちらの動画でもこの阿蘇山カルデラ・ジ
オパークを全編に渡り堪能できます。 熊本県阿蘇山エリアの観光スポットをチェック！ ©阿蘇市 改変 大観峰は、熊本県阿蘇市にある阿蘇北外輪
山の最高峰です。 大観峰展望所からは、阿蘇五岳の絶景を見晴らすことができます。 大観峰へ続く阿蘇ミルクロード はドライブやツーリングに
ぴったり。 駐車場も整備されており交通アクセスも抜群なので気軽に訪れてみましょう。 ほかに、阿蘇山周辺には白川水源や草千里ヶ浜といっ
た自然味あふれる穴場スポットもあるので、ぜひ足を運んでおきたいですね。 自然の恵みを感じられる温泉に入ろう 写真：黒川温泉湯明かり 火
山の多い熊本県阿蘇山周辺には黒川温泉と呼ばれる名所があり、周辺エリアにも温泉施設がたくさんあります。 特におすすめなのは、健康をテー
マに作られた宿泊施設「阿蘇ファームランド」です。 阿蘇山観光の後には、ご当地グルメを堪能したり、天然温泉で自然の恵みを感じたりしなが
感じられるおすすめの観光名所です。 動画では綺麗な映像と音楽で阿蘇山を紹介しています。 大自然が作り出し、神が開拓したと言われるこの
阿蘇山の幻想的な風景を動画でお楽しみください。 日本には熊本県阿蘇山をはじめ火山が数多くあり、住民は古代から火山への畏敬を抱きながら
生活してきました。 阿蘇山や阿蘇神社、阿蘇山周辺の人気温泉地をめぐり、阿蘇山の自然を肌で感じる旅行を楽しんでみてくださいね。 【トリ
ップアドバイザー】阿蘇山 (高岳) https://www.tripadvisor.jp/Tourism-g670169-Aso_Kumamoto_Prefecture_Kyushu-Vacations.html
動画記事 3:22
神奈川県三浦郡・逗子・葉山の「一色海水浴場」を空から！世界の厳選ビーチ100に選ばれた海水浴場は都心から日帰りで行ける絶景ビ
ーチ。
自然
7
YouTube
神奈川県三浦郡・逗子・葉山「一色海水浴場」動画紹介 こちらは「ドローン男子 sky creative」が公開した神奈川県逗子・葉山にある一色海水浴
場をドローン映像で紹介した動画です。 動画では普段なかなか見ることのできない空から見る一色海水浴場をご覧になることができます。 是非
皆さんお楽しみください。 逗子・葉山の「一色海水浴場」とは？ 写真：逗子・葉山の一色海水浴場 一色海水浴場は、神奈川県三浦半島のリゾー
ト地の葉山町にある相模湾に面した幅500m、奥行き30mの落ち着いた雰囲気の海水浴場です。 皇族の別荘である葉山御用邸の裏側に広がる美し
は三浦半島でもナンバー1の絶景スポット「荒崎公園」があり、富士山と夕日（サンセット）の素晴らしい景色を望めます！ 一色地区へと訪れる
際は、ぜひ寄りたい観光スポットです。 一色海岸は、都心から日帰りで気軽に行けることもあって、天気の良い日は家族連れの海水浴客などで混
雑します。 ビーチの両側には岩場があり磯遊びを楽しむことができます。 岩場の様子は動画の1:42よりご覧になることができます。 シーズン中
ではランチやシャワーが可能です。 新型コロナウイルスの影響で一時閉鎖していたこともあるので、訪れる際には事前に確認するようにしましょ
う。 ビーチや海水浴といえば気になるのがバーベキューの可否ですが、一色海岸は、夏の海水浴場エリア内では禁止となっています。 海水浴場
から少し離れた場所なら可能ですが、住居が近い場所は禁止になっています。 一色海水浴場で開催されるイベントやアクティビティ情報 写真：
ビーチヨガ 神奈川県逗子・葉山の一色海水浴場ではさまざまなイベントが開催されています。 本格的なビーチヨガが体験できる「Feel SHONAN
ます。 一色海水浴場では、カヌーの一種であるシーカヤックが人気です。 また、釣りも人気があり、マゴチ、シロギスなどが釣ることができま
す。 一色海水浴場周辺の観光スポット・インスタ映え情報 写真：神奈川県葉山町・森戸大明神 神奈川県逗子・葉山町にはたくさんの観光スポッ
トがあります。 神社巡りや歴史が好きな方なら、源頼朝が創建した神社で、子授・安産・お宮参りなどで多くの人が訪れる「森戸大明神」がおす
すめです。 日本庭園や茶室を楽しむなら、「葉山しおさい公園」があります。 また、3,000株の色鮮やかなアジサイを見ることのできる「葉山
ーナ」も人気があります。 逗子・葉山の「一色海水浴場」の動画まとめ こちら記事では、日本でも指折りのビーチである一色海水浴場をご紹介
しました。 動画でもご覧になれるように東京から約1時間30分で綺麗なコバルトブルーのビーチを楽しむことができます。 神奈川県逗子・葉山の
一色海水浴場で最高の夏のひと時を過ごしてみてはいかがですか？ ◆一色海水浴場◆ 【住所】神奈川県三浦郡葉山町一色 【交通アクセス】JR横
須賀線 逗子駅、京浜急行 逗子・葉山駅より京急バス「海岸廻り葉山行き」20分、「一色海岸」バス停下車徒歩2分 車でのアクセスは、横浜横
分 上限なし 【トリップアドバイザー】一色海岸 https://www.tripadvisor.jp/Attraction_Review-g1121132-d7652968-Reviews-Isshiki_Beach-
動画記事 4:54
高田城址公園の桜2026｜日本三大夜桜を新潟・上越で体感！満開の桜吹雪とライトアップ夜桜の見どころを動画でご紹介
自然 観光・旅行
芸術・建築物
5
YouTube
高田城址公園の桜はどんな景色？動画でご紹介 今回は『AQUA Geo Graphic』さん制作の『日本三大夜桜 高田城址公園の桜 圧巻の桜吹雪と夜桜
- Takada Castle Cherry Blossoms 2022 in full bloom - (BMPCC6K)』という動画を紹介します。 新潟県上越市にある「高田城址公園（たかだじ
ょうしこうえん）」、桜が見頃を迎えた2022年4月12日に撮影されました。2日前に満開になった桜が青空の下に咲き誇り、桜吹雪が散る光景
は、目を奪われる美しさ。ライトアップされた夜桜は、日本三大夜桜に数えられます。高田城址公園の桜の美しい風景をどうぞお楽しみくださ
期間に築城されました。堀や復元された高田城三重櫓に、かつての面影を見ることができます。 高田図書館や歴史博物館などの文化施設、陸上競
技場や野球場などのスポーツ施設がある高田城址公園は、多くの市民が集う場所。芝生広場や外堀をめぐる遊歩道が整備されているため、散策に
訪れた人は四季折々の風景を楽しめます。 高田城址公園観桜会の見どころは？桜ロードのライトアップは必見！ 写真：新潟県上越市・高田城址
は22時まで）ライトアップされます。 明治42年、在郷軍人によって約2200本の桜が植えられました。大正6年に市民がお花見に訪れることが許
され、大正15年には全国に宣伝し、初めての観桜会が開催されます。 今では、高田城址公園や周辺を含めて、約4000本の桜が咲き誇ります。ほ
とんどがソメイヨシノ、動画の冒頭から映画のワンシーンのような美しい桜吹雪がご覧いただけます。青空の下、雪が残る妙高山と満開の桜。そ
れらが堀の水面に映り込んでいる風景は、高田城址公園ならではですね。 【動画】0:59～ 雪が残る妙高山と桜 日本三大夜桜のひとつと言われ
マッピング「語り部演出」も引き続き行われ、幻想的な夜の公園を彩ります。 【動画】3:00～ ライトアップされた高田城三重櫓と桜 桜のトン
ネルが続く桜ロードは、桜を思う存分満喫できることでしょう。日中はもちろん、ライトアップされた桜ロードは、インスタ映え間違いなしのフ
ォトスポットです。会期中は南堀沿いの「さくらステージ（オーレンプラザ）」で週末を中心に日本舞踊・ダンス・歌・マジックなど多彩なパフ
ォーマンスも楽しめます。 高田城址公園の桜、2026年の見頃はいつ？観桜会の日程は？ 写真：新潟県上越市・高田城址公園観桜会の桜 高田城址
点で三分咲き、4月4日には七分咲きに達しました。満開は4月上旬から中旬にかけて見込まれており、今年の観桜会は会期中にちょうど満開のピ
ークと重なりそうです。 【動画】0:00～ 高田城三重櫓と桜吹雪 桜の開花時期に合わせて開催される「第101回高田城址公園観桜会」は、2026
年4月3日（金）から4月19日（日）までの17日間です。4月開幕は2021年以来5年ぶりとなります。会期中に週末が3回含まれており、遠方からの
観光客も訪れやすい日程となっています。開花状況によっては、一部イベントの前倒し開催や会期の延長も予定されています。最新の開花情報は
の外堀は、蛇行する関川を利用して作られた堀。東側は埋め立てられていますが、今でも東京ドーム約4個分の広さがあります。例年7月下旬から
明から午前の早い時間に花を開き、昼頃には閉じてしまう性質があります。満開の蓮の花を見るためには、午前中の早い時間がおすすめです。 高
田城址公園の桜 2026年お花見ガイドまとめ 写真：新潟県上越市・高田城址公園の桜ライトアップ 約4000本の桜と史跡のコラボレーションや満
開の桜と残雪の妙高山の絶景、美しい桜並木の桜ロード、ライトアップされた夜桜。高田城址公園の桜は見どころが満載です。 高田城址公園の桜
はほとんどがソメイヨシノですが、桜ロードを抜けた先にある大きな枝垂桜（シダレザクラ）も見逃せません。 「第101回高田城址公園観桜会」
（2026年4月3日〜19日）の会期中は、約110店の露店が立ち並び、極楽橋・高田図書館近くの物産展エリアには地元26店舗が出店します。観桜
動画記事 3:36
山中湖ダイヤモンド富士2025｜初日の出・観測期間・ベストスポット総まとめ
自然
観光・旅行
9
YouTube
山中湖のダイヤモンド富士とは?動画で見る絶景 今回は『杉山日出都』さん制作の『初日の出ダイヤモンド富士 令和二年元日』という動画を紹
介します。 雲が流れる中、薄暗い闇にある富士山の姿。その頂から次第に朝日が差してきます。これが「ダイヤモンド富士（だいやもんどふ
じ）」と呼ばれる現象です。年に数回しか見られない絶景を映した動画。 特に山中湖では、毎年10月中旬から2月末までの約4ヶ月半にわたり、
夕日のダイヤモンド富士を観賞できます。元日に初日の出とともに見られるダイヤモンド富士は、本栖湖の竜ヶ岳などで観測でき、縁起が良いと
まな条件が重ならないと見られないダイヤモンド富士は、より縁起が良いといわれています。例えば、赤富士は「厄除・商売繁盛・願望成就」な
どのご利益があるとされ、ダイヤモンド富士は、スマホの待ち受けにすると「金運が上がる」といわれているようです。 運気をアップしたいとい
う方は、山中湖でのダイヤモンド富士や、赤富士に出逢う旅を計画してみてはいかがでしょうか。 山中湖でダイヤモンド富士はいつどこで見られ
る? 写真:富士山と日の出と雲海 山中湖のダイヤモンド富士は年に一度、長期間にわたって見られる奇跡の絶景として知られています。その姿を見
るための条件はさまざまですが、大きくは以下のとおり。 ●観測期間:10月中旬から2月末頃まで(約4ヶ月半) ●観測時間:15時30分~16時30分頃
(時期と場所により変動) ●天気が安定して晴れていること ●風がなく湖面が穏やかな日は「ダブルダイヤモンド富士」も 時期は10月中旬から2月
末頃まで、特に天候が安定する2月が最もおすすめです。2025年は2月1日(土)から2月22日(土)まで「山中湖ダイヤモンド富士ウィークス」が開催
され、2月23日(日)には山中湖交流プラザ「きらら」でアイスキャンドルフェスティバルも行われます。 山中湖では日没時に見られる夕日のダイ
ンド富士が見られる場所はどこ? 写真:田貫湖に映る富士山の画像 「ダイヤモンド富士を見たい! 撮影したい!」という方のために、ここでは山中湖
と周辺のおすすめ撮影ポイントをご紹介します。 ●平野湖畔(山中湖) 逆さ富士で有名な山中湖、その中でも1、2位を争う人気の撮影スポットが平
野湖畔。ベストシーズンにはカメラマンがずらりと並ぶ光景が見られます。風がなく湖面がフラットの状態の時は、湖面に映るダイヤモンド富士
(通称「ダブルダイヤモンド富士」)も同時に見られます。観測可能期間は10月27日~2月16日頃。 ●パノラマ台(山中湖) 眼下に山中湖を望み、富
旬から見え始め、2月末にここで終わります。観測可能期間は10月16日~2月25日頃、時間は16時22分~16時50分頃。 ●旭日丘湖畔緑地公園(山中
湖) 冬至前では最初に、冬至後では最後に湖越しのダイヤモンド富士が見られる場所です。近くには日本の渚百選に選ばれた「夕焼けの渚」もあ
ります。観測可能期間は10月18日~2月22日頃。 ●花の都公園(山中湖) 山中湖の人気スポットの一つ。11月末から1月中旬まで長期間にわたりダイ
動画記事 24:24
奥穂高から馬の背へ！大迫力の臨場感あふれる登山動画は必見！長野県と岐阜県にまたがる山頂から見る景色は人生観が変わる感動が!?
自然
9
YouTube
長野県と岐阜県にまたがる奥穂高から馬の背への往復登山動画を紹介 こちらでは『Biryu Jr』さん制作の『奥穂高からジャンダルム 滑落みて馬の
背ピストンへ変更 馬の背詳細往復動画』をご紹介します。 奥穂高岳とは 写真：乗鞍岳からの穂高連峰 奥穂高岳とは、北アルプス南部、中部山岳
国立公園の飛驒山脈にある長野県と岐阜県にまたがる穂高連峰の盟主です。標高は3,190m、北アルプスでは最も高く、日本国内でも富士山、北
岳に次ぐ日本第3位。 奥穂高岳を含む、涸沢岳・北穂高岳・前穂高岳・西穂高岳・明神岳等の峰々からなる穂高連峰総称として「穂高岳」と呼ば
ょう。 ・火山地形 奥穂高岳を含む穂高岳は、主に穂高安山岩と呼ばれているデイサイト質の溶結凝灰岩で形成されています。これは約175万年前
の噴火の際の火砕流によるもの、大規模な噴火の後に100万年かけて2,000mほど隆起して形成されました。 ・氷河地形 穂高岳には多くの氷河地
形も確認されています。氷河地形とは、氷河が下の大地を削りとりながら進み、土や砂、岩などを堆積してつくりあげた地形のこと。 奥穂高岳の
馬の背について 写真：奥穂高岳の馬の背 登山スポットとして有名な奥穂高岳には、『馬の背』と呼ばれる両側が切り立ち、崖になっている狭い
尾根があります。険しい場所であることから、滑落事故が絶えない危険な場所でもあります。 瓦礫を組み合わせたような斜面は、命を守るために
細心の注意を払わなければいけません。動画で、ジャンダルムへは行かずに馬の背を降りる様子が映っています。まるで自分自身がその場にいる
ような臨場感。風の音、岩をつかむ手、絶景に向かって進む登山者の影、その迫力に引き込まれます。 【動画】5:44～ 馬の背を進む様子 奥穂
「秩父雲海」人気急上昇中！埼玉県秩父市の夜景と雲海の幻想的な動画、1分26秒後に貴方の常識は覆される！
自然
観光・旅行
5
YouTube
埼玉県秩父市の「秩父雲海と夜景」動画紹介 「雲海」とは、地表付近に濃い霧が発生し、標高の高いところから見下ろすと、雲の海のように見え
る神秘的な現象のこと。 日本では、兵庫県の竹田城や北海道の星野リゾートトマムなどが有名ですが、東京からも近い埼玉県秩父市でも発生する
のをご存知ですか？ こちらの動画では秩父市のカラフルな夜景と雲海による幻想的な風景を1分30秒で紹介しています。 秩父雲海の美しさは、想